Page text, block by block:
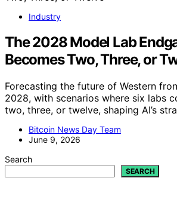
Industry
The 2028 Model Lab
Becomes Two, Three, or
Forecasting the future of Western
2028, with scenarios where six labs
two, three, or twelve, shaping AI’s
Bitcoin News Day Team
June 9, 2026
Search
SEARCH